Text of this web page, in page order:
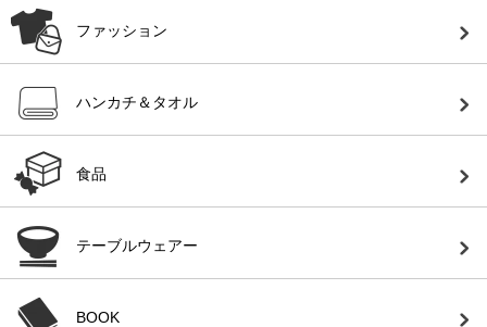
ファッション
ハンカチ＆タオル
食品
テーブルウェアー
BOOK